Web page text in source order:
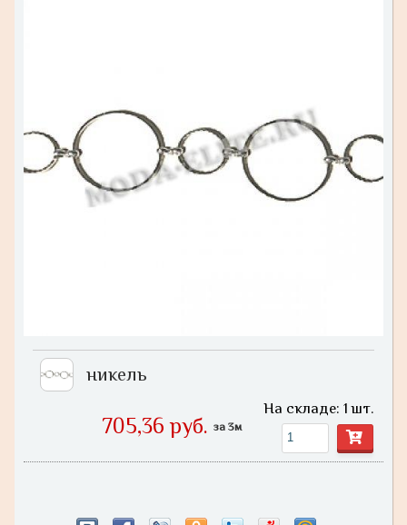
никель
705,36 руб. за 3м
На складе: 1 шт.